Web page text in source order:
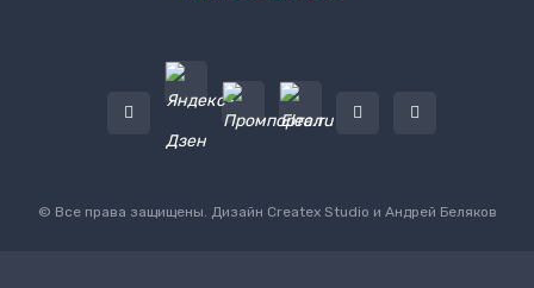
© Все права защищены. Дизайн Createx Studio и Андрей Беляков